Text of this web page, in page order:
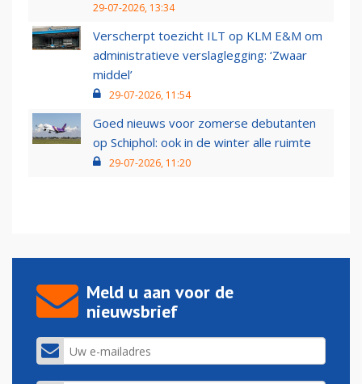
29-07-2026, 13:34
Verscherpt toezicht ILT op KLM E&M om
administratieve verslaglegging: ‘Zwaar
middel’
29-07-2026, 11:54
Goed nieuws voor zomerse debutanten
op Schiphol: ook in de winter alle ruimte
29-07-2026, 11:20
Meld u aan voor de
nieuwsbrief